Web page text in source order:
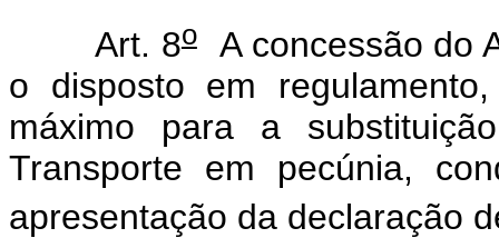
Art. 8oA concessão do
o disposto em
máximo para a
Transporte em pecúnia,
apresentação da declaração